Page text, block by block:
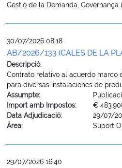
Gestió de la Demanda, Governança i
30/07/2026 08:18
AB/2026/133 (CALES DE LA
Descripció:
Contrato relativo al acuerdo marco
para diversas instalaciones de
Assumpte:
Import amb Impostos:
€
Data Adjudicació:
29/07/
Àrea:
Suport
29/07/2026 16:40